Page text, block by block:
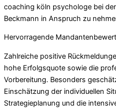
coaching köln psychologe bei
Beckmann in Anspruch zu
Hervorragende
Zahlreiche positive
hohe Erfolgsquote sowie die
Vorbereitung. Besonders
Einschätzung der individuellen
Strategieplanung und die